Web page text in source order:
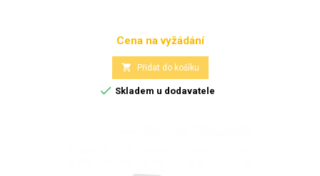
Cena
Cena na vyžádání
 Přidat do košíku
 Skladem u dodavatele